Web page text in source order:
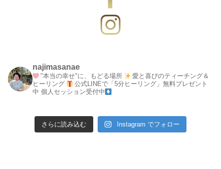
najimasanae
"本当の幸せ"に、もどる場所
愛と喜びのティーチング＆
ヒーリング
公式LINEで「5分ヒーリング」無料プレゼント
中 個人セッション受付中
さらに読み込む Instagram でフォロー